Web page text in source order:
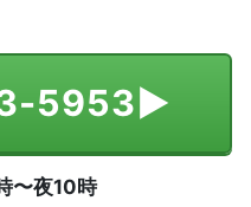
5953▶
〜夜10時